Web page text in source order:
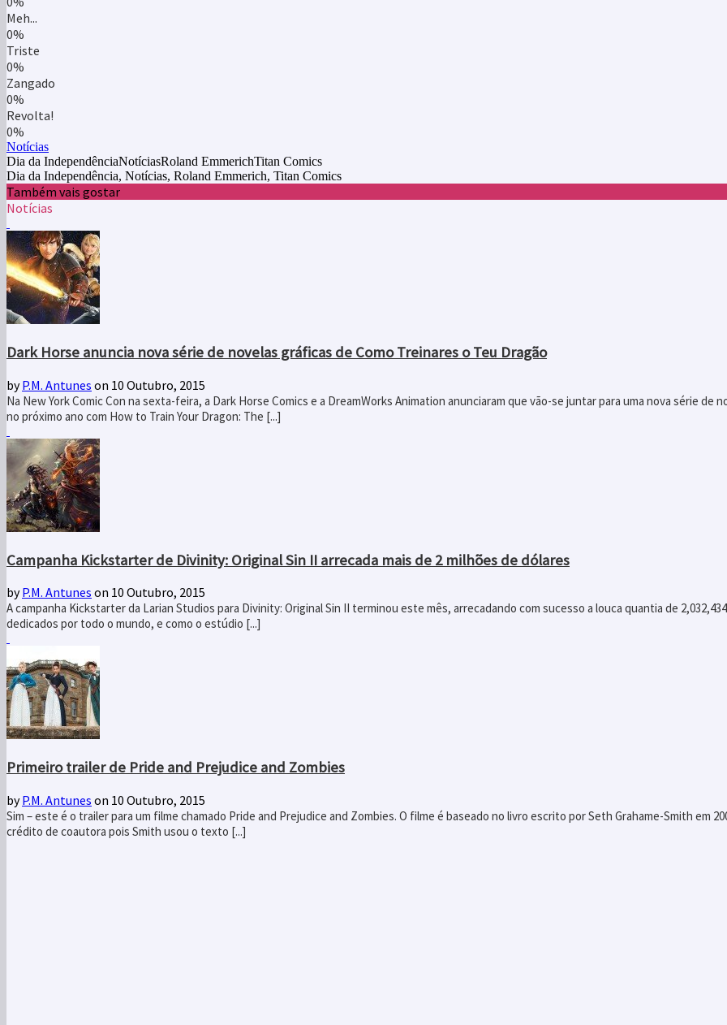
Meh...
0%
Triste
0%
Zangado
0%
Revolta!
0%
Notícias
Dia da IndependênciaNotíciasRoland EmmerichTitan Comics
Dia da Independência, Notícias, Roland Emmerich, Titan Comics
Também vais gostar
Notícias
Dark Horse anuncia nova série de novelas gráficas de Como Treinares o Teu Dragão
byP.M. Antunes on 10 Outubro, 2015
Na New York Comic Con na sexta-feira, a Dark Horse Comics e a DreamWorks Animation anunciaram que vão-se juntar para uma nova série de
no próximo ano com How to Train Your Dragon: The [...]
Campanha Kickstarter de Divinity: Original Sin II arrecada mais de 2 milhões de dólares
byP.M. Antunes on 10 Outubro, 2015
A campanha Kickstarter da Larian Studios para Divinity: Original Sin II terminou este mês, arrecadando com sucesso a louca quantia de
dedicados por todo o mundo, e como o estúdio [...]
Primeiro trailer de Pride and Prejudice and Zombies
byP.M. Antunes on 10 Outubro, 2015
Sim – este é o trailer para um filme chamado Pride and Prejudice and Zombies. O filme é baseado no livro escrito por Seth Grahame-Smith em
crédito de coautora pois Smith usou o texto [...]